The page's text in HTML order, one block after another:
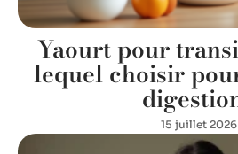
Yaourt pour
lequel choisir
15 juillet 2026